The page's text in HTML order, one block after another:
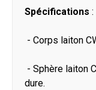
Spécifications :
- Corps laiton
- Sphère laiton
dure.